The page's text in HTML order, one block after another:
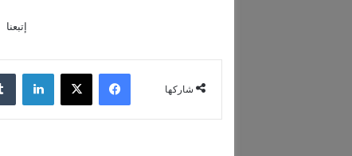
إتبعنا
شاركها
فيسبوك ‫X لينكدإن